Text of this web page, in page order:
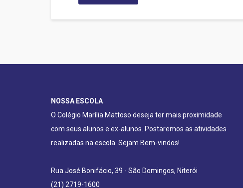
NOSSA ESCOLA
O Colégio Marília Mattoso deseja ter mais proximidade
com seus alunos e ex-alunos. Postaremos as atividades
realizadas na escola. Sejam Bem-vindos!
Rua José Bonifácio, 39 - São Domingos, Niterói
(21) 2719-1600